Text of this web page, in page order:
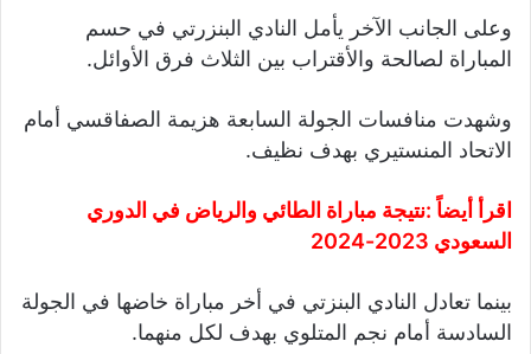
وعلى الجانب الآخر يأمل النادي البنزرتي في حسم
المباراة لصالحة والأقتراب بين الثلاث فرق الأوائل.
وشهدت منافسات الجولة السابعة هزيمة الصفاقسي أمام
الاتحاد المنستيري بهدف نظيف.
اقرأ أيضاً :نتيجة مباراة الطائي والرياض في الدوري
السعودي 2023-2024
بينما تعادل النادي البنزتي في أخر مباراة خاضها في الجولة
السادسة أمام نجم المتلوي بهدف لكل منهما.